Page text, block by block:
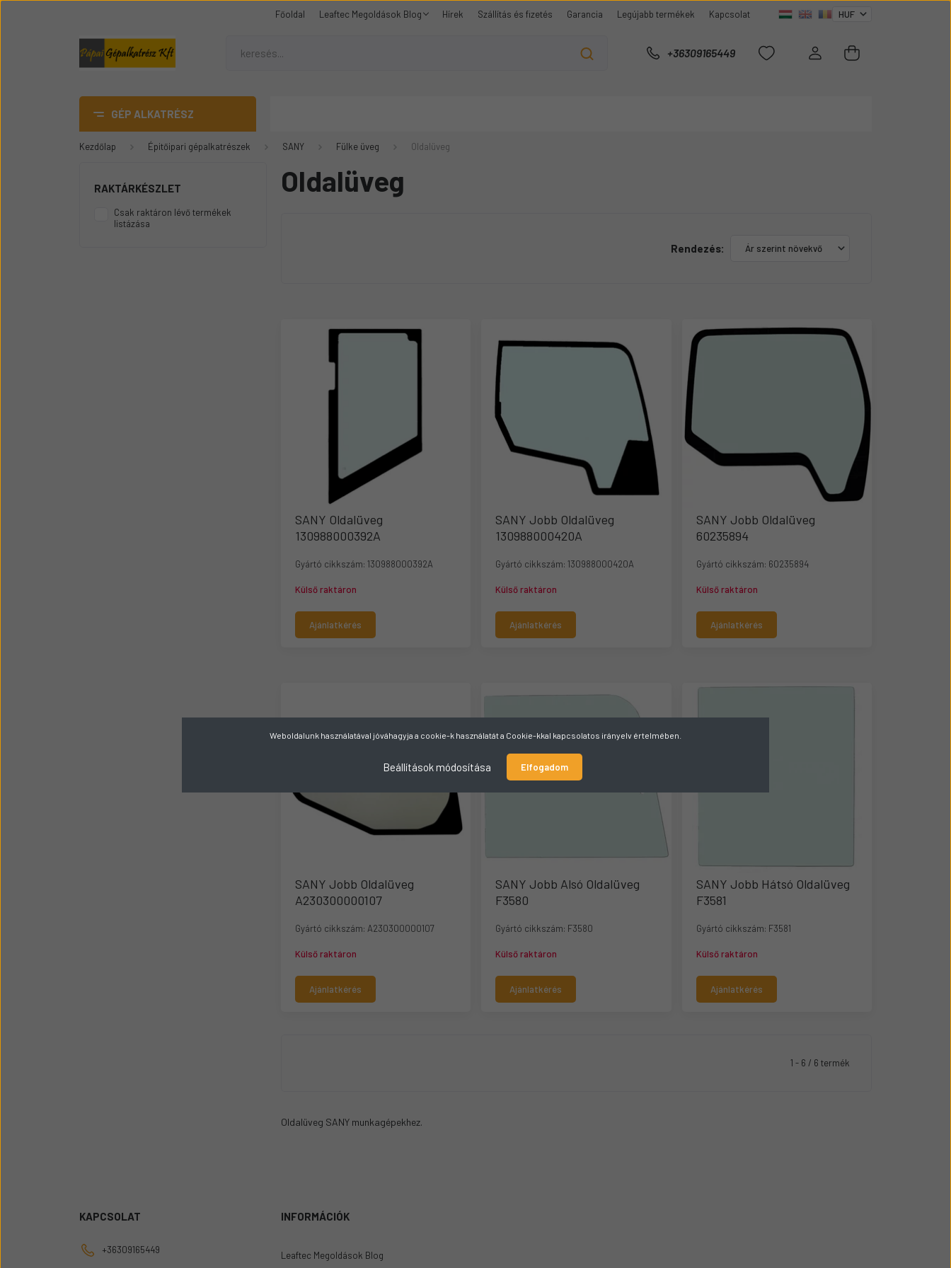
Főoldal Leaftec Megoldások Blog Hírek Szállítás és fizetés Garancia Legújabb termékek Kapcsolat
+36309165449
GÉP ALKATRÉSZ
AdBlue
DANA SPICER híd alkatrész
Gumiheveder
Mezőgazdasági gép
Kezdőlap Épitőipari gépalkatrészek SANY Fülke üveg Oldalüveg
Oldalüveg
Rendezés:
SANY Oldalüveg
130988000392A
Gyártó cikkszám: 130988000392A
Külső raktáron
Ajánlatkérés
SANY Jobb Oldalüveg
130988000420A
Gyártó cikkszám: 130988000420A
Külső raktáron
Ajánlatkérés
SANY Jobb Oldalüveg
60235894
Gyártó cikkszám: 60235894
Külső raktáron
Ajánlatkérés
SANY Jobb Oldalüveg
A230300000107
Gyártó cikkszám: A230300000107
Külső raktáron
Ajánlatkérés
SANY Jobb Alsó Oldalüveg
F3580
Gyártó cikkszám: F3580
Külső raktáron
Ajánlatkérés
SANY Jobb Hátsó Oldalüveg
F3581
Gyártó cikkszám: F3581
Külső raktáron
Ajánlatkérés
1 - 6 / 6 termék
Oldalüveg SANY munkagépekhez.
RAKTÁRKÉSZLET
Csak raktáron lévő termékek
listázása
KAPCSOLAT
+36309165449
INFORMÁCIÓK
Leaftec Megoldások Blog
Weboldalunk használatával jóváhagyja a cookie-k használatát a Cookie-kkal kapcsolatos irányelv értelmében.
Beállítások módosítása Elfogadom